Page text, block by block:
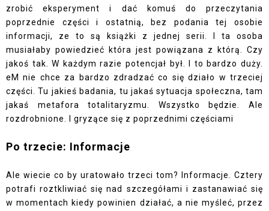
zrobić eksperyment i dać komuś do przeczytania
poprzednie części i ostatnią, bez podania tej osobie
informacji, ze to są książki z jednej serii. I ta osoba
musiałaby powiedzieć która jest powiązana z którą. Czy
jakoś tak. W każdym razie potencjał był. I to bardzo duży.
eM nie chce za bardzo zdradzać co się działo w trzeciej
części. Tu jakieś badania, tu jakaś sytuacja społeczna, tam
jakaś metafora totalitaryzmu. Wszystko będzie. Ale
rozdrobnione. I gryzące się z poprzednimi częściami
Po trzecie: Informacje
Ale wiecie co by uratowało trzeci tom? Informacje. Cztery
potrafi roztkliwiać się nad szczegółami i zastanawiać się
w momentach kiedy powinien działać, a nie myśleć, przez